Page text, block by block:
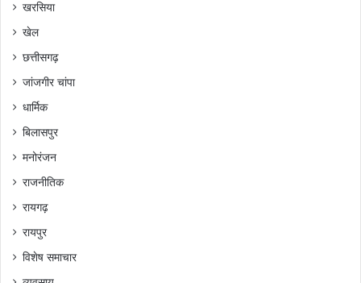
खरसिया
खेल
छत्तीसगढ़
जांजगीर चांपा
धार्मिक
बिलासपुर
मनोरंजन
राजनीतिक
रायगढ़
रायपुर
विशेष समाचार